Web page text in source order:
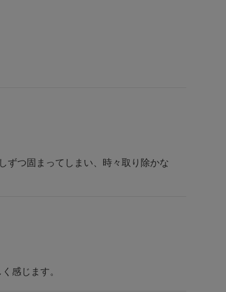
ずつ固まってしまい、時々取り除かな